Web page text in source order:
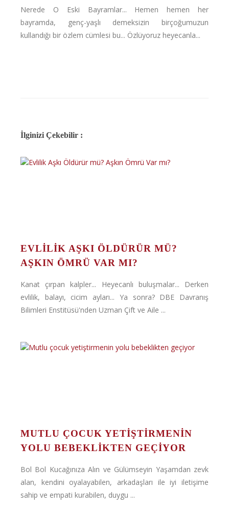
Nerede O Eski Bayramlar... Hemen hemen her
bayramda, genç-yaşlı demeksizin birçoğumuzun
kullandığı bir özlem cümlesi bu... Özlüyoruz heyecanla...
İlginizi Çekebilir :
EVLILIK AŞKI ÖLDÜRÜR MÜ?
AŞKIN ÖMRÜ VAR MI?
Kanat çırpan kalpler... Heyecanlı buluşmalar... Derken
evlilik, balayı, cicim ayları... Ya sonra? DBE Davranış
Bilimleri Enstitüsü'nden Uzman Çift ve Aile ...
MUTLU ÇOCUK YETIŞTIRMENIN
YOLU BEBEKLIKTEN GEÇIYOR
Bol Bol Kucağınıza Alın ve Gülümseyin Yaşamdan zevk
alan, kendini oyalayabilen, arkadaşları ile iyi iletişime
sahip ve empati kurabilen, duygu ...